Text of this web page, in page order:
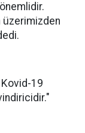
üzerimizden
Kovid-19